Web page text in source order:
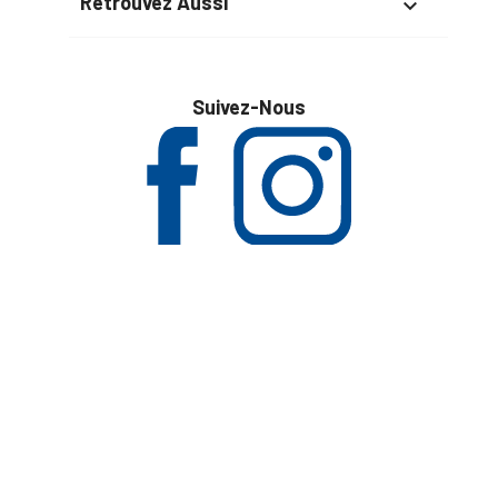

Suivez-Nous